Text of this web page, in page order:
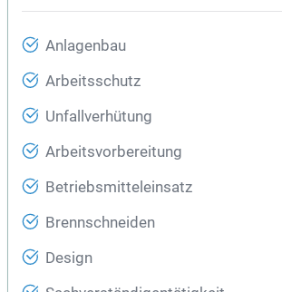
Anlagenbau
Arbeitsschutz
Unfallverhütung
Arbeitsvorbereitung
Betriebsmitteleinsatz
Brennschneiden
Design